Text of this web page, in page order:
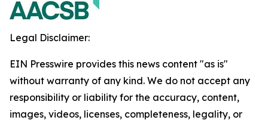
Legal Disclaimer:
EIN Presswire provides this news content "as is"
without warranty of any kind. We do not accept any
responsibility or liability for the accuracy, content,
images, videos, licenses, completeness, legality, or